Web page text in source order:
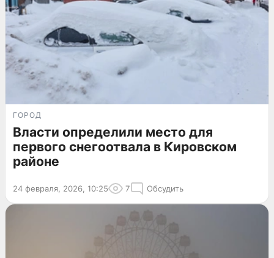
ГОРОД
Власти определили место для
первого снегоотвала в Кировском
районе
24 февраля, 2026, 10:25 7 Обсудить